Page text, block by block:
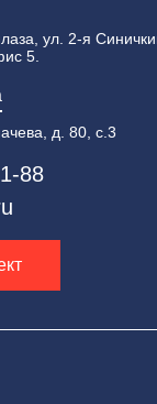
ул. 2-я
5.
д. 80, с.3
88